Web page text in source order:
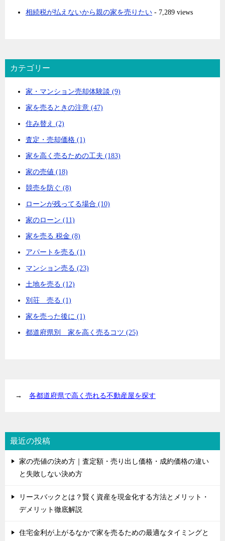
相続税が払えないから親の家を売りたい - 7,289 views
カテゴリー
家・マンション売却体験談 (9)
家を売るときの注意 (47)
住み替え (2)
査定・売却価格 (1)
家を高く売るための工夫 (183)
家の売値 (18)
競売を防ぐ (8)
ローンが残ってる場合 (10)
家のローン (11)
家を売る 税金 (8)
アパートを売る (1)
マンション売る (23)
土地を売る (12)
別荘 売る (1)
家を売った後に (1)
都道府県別 家を高く売るコツ (25)
→ 各都道府県で高く売れる不動産屋を探す
最近の投稿
家の売値の決め方｜査定額・売り出し価格・成約価格の違い
と失敗しない決め方
リースバックとは？賢く資産を現金化する方法とメリット・
デメリット徹底解説
住宅金利が上がるなかで家を売るための最適なタイミングと